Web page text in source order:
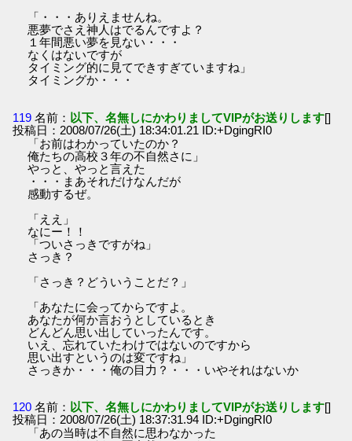
「・・・ありえませんね。
悪夢でさえ神人はでるんですよ？
１年間悪い夢を見ない・・・
なくはないですが
タイミング的に見てできすぎていますね」
タイミングか・・・
119 名前： 以下、名無しにかわりましてVIPがお送りします[]
投稿日：2008/07/26(土) 18:34:01.21 ID:+DgingRI0
「お前はわかっていたのか？
俺たちの高校３年の不自然さに」
やっと、やっと言えた
・・・まあそれだけなんだが
感動するぜ。
「ええ」
なにー！！
「ついさっきですがね」
さっき？
「さっき？どういうことだ？」
「あなたに会ってからですよ。
あなたが何か言おうとしているとき
どんどん思い出していったんです。
いえ、忘れていたわけではないのですから
思い出すというのは変ですね」
さっきか・・・俺の目力？・・・いやそれはないか
120 名前： 以下、名無しにかわりましてVIPがお送りします[]
投稿日：2008/07/26(土) 18:37:31.94 ID:+DgingRI0
「あの当時は不自然に思わなかった